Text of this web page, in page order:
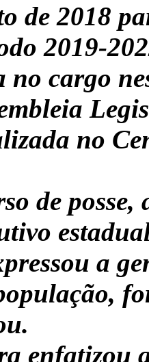
de 2018
2019-
no cargo
no
de
a
enfatizou